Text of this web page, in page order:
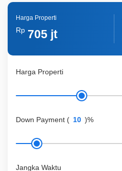
Harga Properti
Down Payment ( )%
Jangka Waktu
Harga Properti
Rp 705 jt